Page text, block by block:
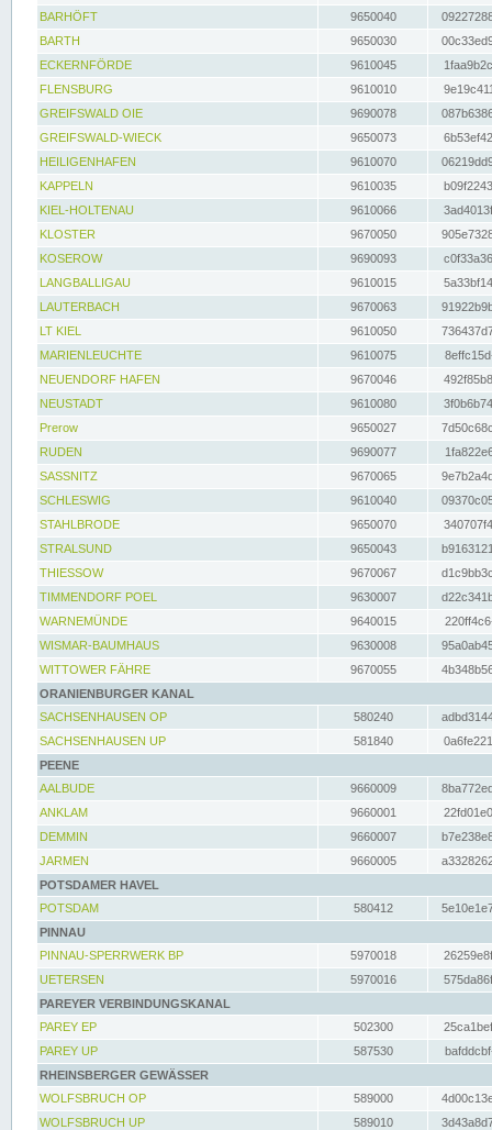
BARHÖFT
9650040
BARTH
9650030
ECKERNFÖRDE
9610045
FLENSBURG
9610010
GREIFSWALD OIE
9690078
GREIFSWALD-WIECK
9650073
HEILIGENHAFEN
9610070
KAPPELN
9610035
KIEL-HOLTENAU
9610066
KLOSTER
9670050
KOSEROW
9690093
LANGBALLIGAU
9610015
LAUTERBACH
9670063
LT KIEL
9610050
MARIENLEUCHTE
9610075
NEUENDORF HAFEN
9670046
NEUSTADT
9610080
Prerow
9650027
RUDEN
9690077
SASSNITZ
9670065
SCHLESWIG
9610040
STAHLBRODE
9650070
STRALSUND
9650043
THIESSOW
9670067
TIMMENDORF POEL
9630007
WARNEMÜNDE
9640015
WISMAR-BAUMHAUS
9630008
WITTOWER FÄHRE
9670055
ORANIENBURGER KANAL
SACHSENHAUSEN OP
580240
SACHSENHAUSEN UP
581840
PEENE
AALBUDE
9660009
ANKLAM
9660001
DEMMIN
9660007
JARMEN
9660005
POTSDAMER HAVEL
POTSDAM
580412
PINNAU
PINNAU-SPERRWERK BP
5970018
UETERSEN
5970016
PAREYER VERBINDUNGSKANAL
PAREY EP
502300
PAREY UP
587530
RHEINSBERGER GEWÄSSER
WOLFSBRUCH OP
589000
WOLFSBRUCH UP
589010